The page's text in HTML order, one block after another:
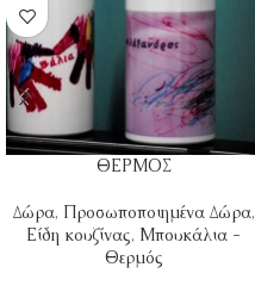
ΘΕΡΜΟΣ
Δώρα, Προσωποποιημένα Δώρα,
Είδη κουζίνας, Μπουκάλια -
Θερμός